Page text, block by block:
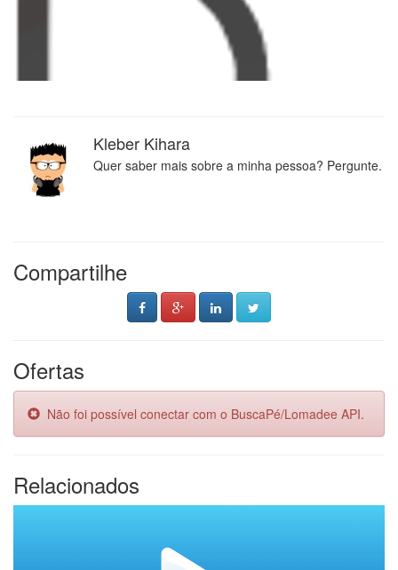
Kleber Kihara
Quer saber mais sobre a minha pessoa? Pergunte.
Compartilhe
Ofertas
Não foi possível conectar com o BuscaPé/Lomadee API.
Relacionados